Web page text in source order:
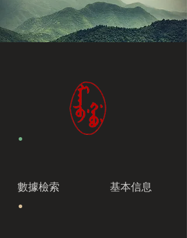
數據檢索 基本信息